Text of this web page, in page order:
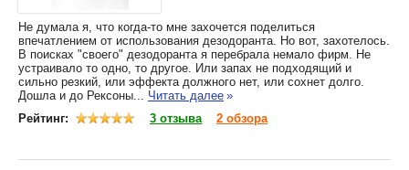
Не думала я, что когда-то мне захочется поделиться
впечатлением от использования дезодоранта. Но вот, захотелось.
В поисках "своего" дезодоранта я перебрала немало фирм. Не
устраивало то одно, то другое. Или запах не подходящий и
сильно резкий, или эффекта должного нет, или сохнет долго.
Дошла и до Рексоны... Читать далее »
Рейтинг:
3 отзыва 2 обзора